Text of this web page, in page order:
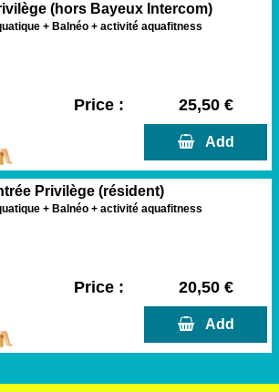
(hors Bayeux Intercom)
+ Balnéo + activité aquafitness
Price : 25,50 €
Add
Privilège (résident)
+ Balnéo + activité aquafitness
Price : 20,50 €
Add